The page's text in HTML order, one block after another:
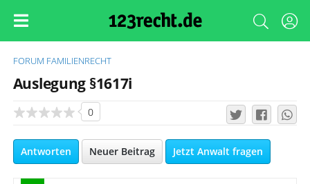
FORUM FAMILIENRECHT
Auslegung §1617i
0
Antworten Neuer Beitrag Jetzt Anwalt fragen